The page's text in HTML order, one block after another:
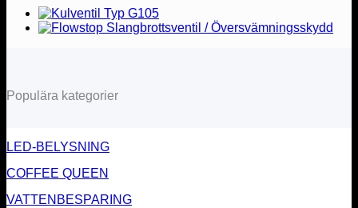
Populära kategorier
LED-BELYSNING
COFFEE QUEEN
VATTENBESPARING